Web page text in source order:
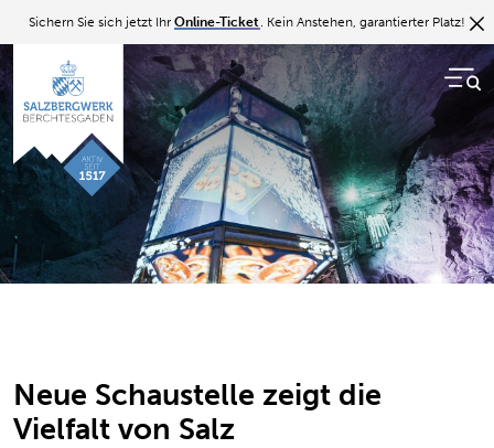
Sichern Sie sich jetzt Ihr Online-Ticket . Kein Anstehen, garantierter Platz!
Zurück zur Übersicht
18.04.24
Neue Schaustelle zeigt die
Vielfalt von Salz
Das Salzbergwerk Berchtesgaden präsentiert eine
neue Inszenierung im Kaiser Franz Sinkwerk und zeigt
mit modernen Medien, dass Salz vielmehr ist als
Speisesalz zum Kochen & Würzen.
Neue Schaustelle zeigt die
Vielfalt von Salz